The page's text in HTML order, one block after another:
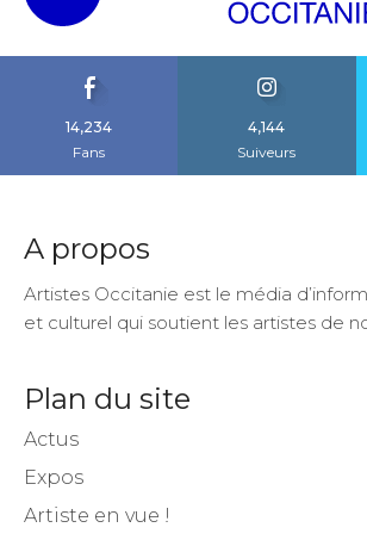
14,234
Fans
4,144
Suiveurs
A propos
Artistes Occitanie est le média
et culturel qui soutient les artistes de
Plan du site
Actus
Expos
Artiste en vue !